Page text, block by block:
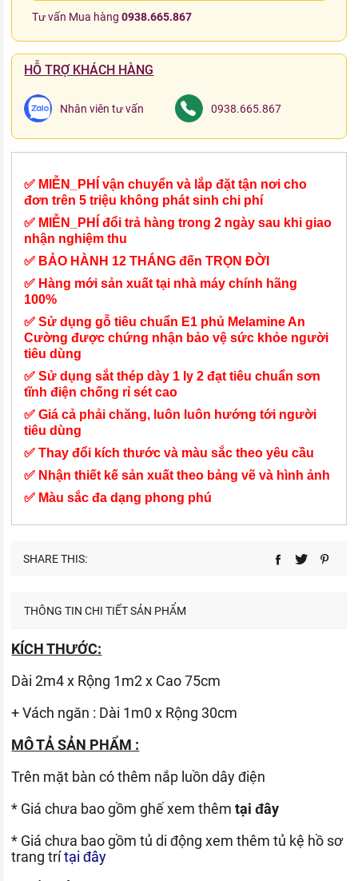
Tư vấn Mua hàng0938.665.867
HỖ TRỢ KHÁCH HÀNG
Nhân viên tư vấn 0938.665.867
✅ MIỄN_PHÍ vận chuyển và lắp đặt tận nơi cho
đơn trên 5 triệu không phát sinh chi phí
✅ MIỄN_PHÍ đổi trả hàng trong 2 ngày sau khi giao
nhận nghiệm thu
✅ BẢO HÀNH 12 THÁNG đến TRỌN ĐỜI
✅ Hàng mới sản xuất tại nhà máy chính hãng
100%
✅ Sử dụng gỗ tiêu chuẩn E1 phủ Melamine An
Cường được chứng nhận bảo vệ sức khỏe người
tiêu dùng
✅ Sử dụng sắt thép dày 1 ly 2 đạt tiêu chuẩn sơn
tĩnh điện chống rỉ sét cao
✅ Giá cả phải chăng, luôn luôn hướng tới người
tiêu dùng
✅ Thay đổi kích thước và màu sắc theo yêu cầu
✅ Nhận thiết kế sản xuất theo bảng vẽ và hình ảnh
✅ Màu sắc đa dạng phong phú
SHARE THIS:
THÔNG TIN CHI TIẾT SẢN PHẨM
KÍCH THƯỚC:
Dài 2m4 x Rộng 1m2 x Cao 75cm
+ Vách ngăn : Dài 1m0 x Rộng 30cm
MÔ TẢ SẢN PHẨM :
Trên mặt bàn có thêm nắp luồn dây điện
* Giá chưa bao gồm ghế xem thêmtại đây
* Giá chưa bao gồm tủ di động xem thêm tủ kệ hồ sơ
trang trítại đây